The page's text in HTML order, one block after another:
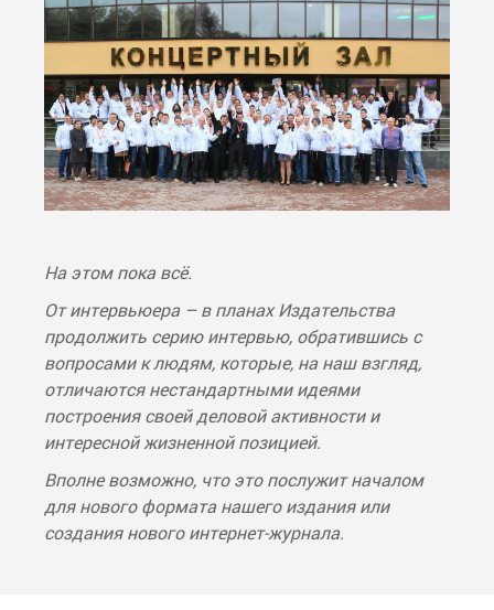
На этом пока всё.
От интервьюера – в планах Издательства
продолжить серию интервью, обратившись с
вопросами к людям, которые, на наш взгляд,
отличаются нестандартными идеями
построения своей деловой активности и
интересной жизненной позицией.
Вполне возможно, что это послужит началом
для нового формата нашего издания или
создания нового интернет-журнала.